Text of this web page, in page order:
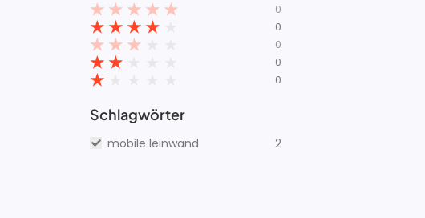
★ ★ ★ ★ ★ 0
★ ★ ★ ★ 0
★ ★ ★ 0
★ ★ 0
★ 0
Schlagwörter
mobile leinwand 2